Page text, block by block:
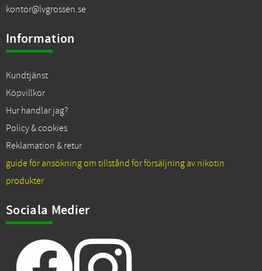
kontor@lvgrossen.se
Information
Kundtjänst
Köpvillkor
Hur handlar jag?
Policy & cookies
Reklamation & retur
guide för ansökning om tillstånd för försäljning av nikotin
produkter
Sociala Medier